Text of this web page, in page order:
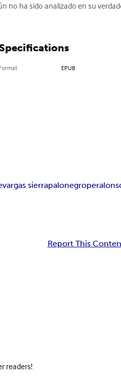
no ha sido analizado en su
Specifications
Format EPUB
vargas sierrapalonegro
Report This
readers!